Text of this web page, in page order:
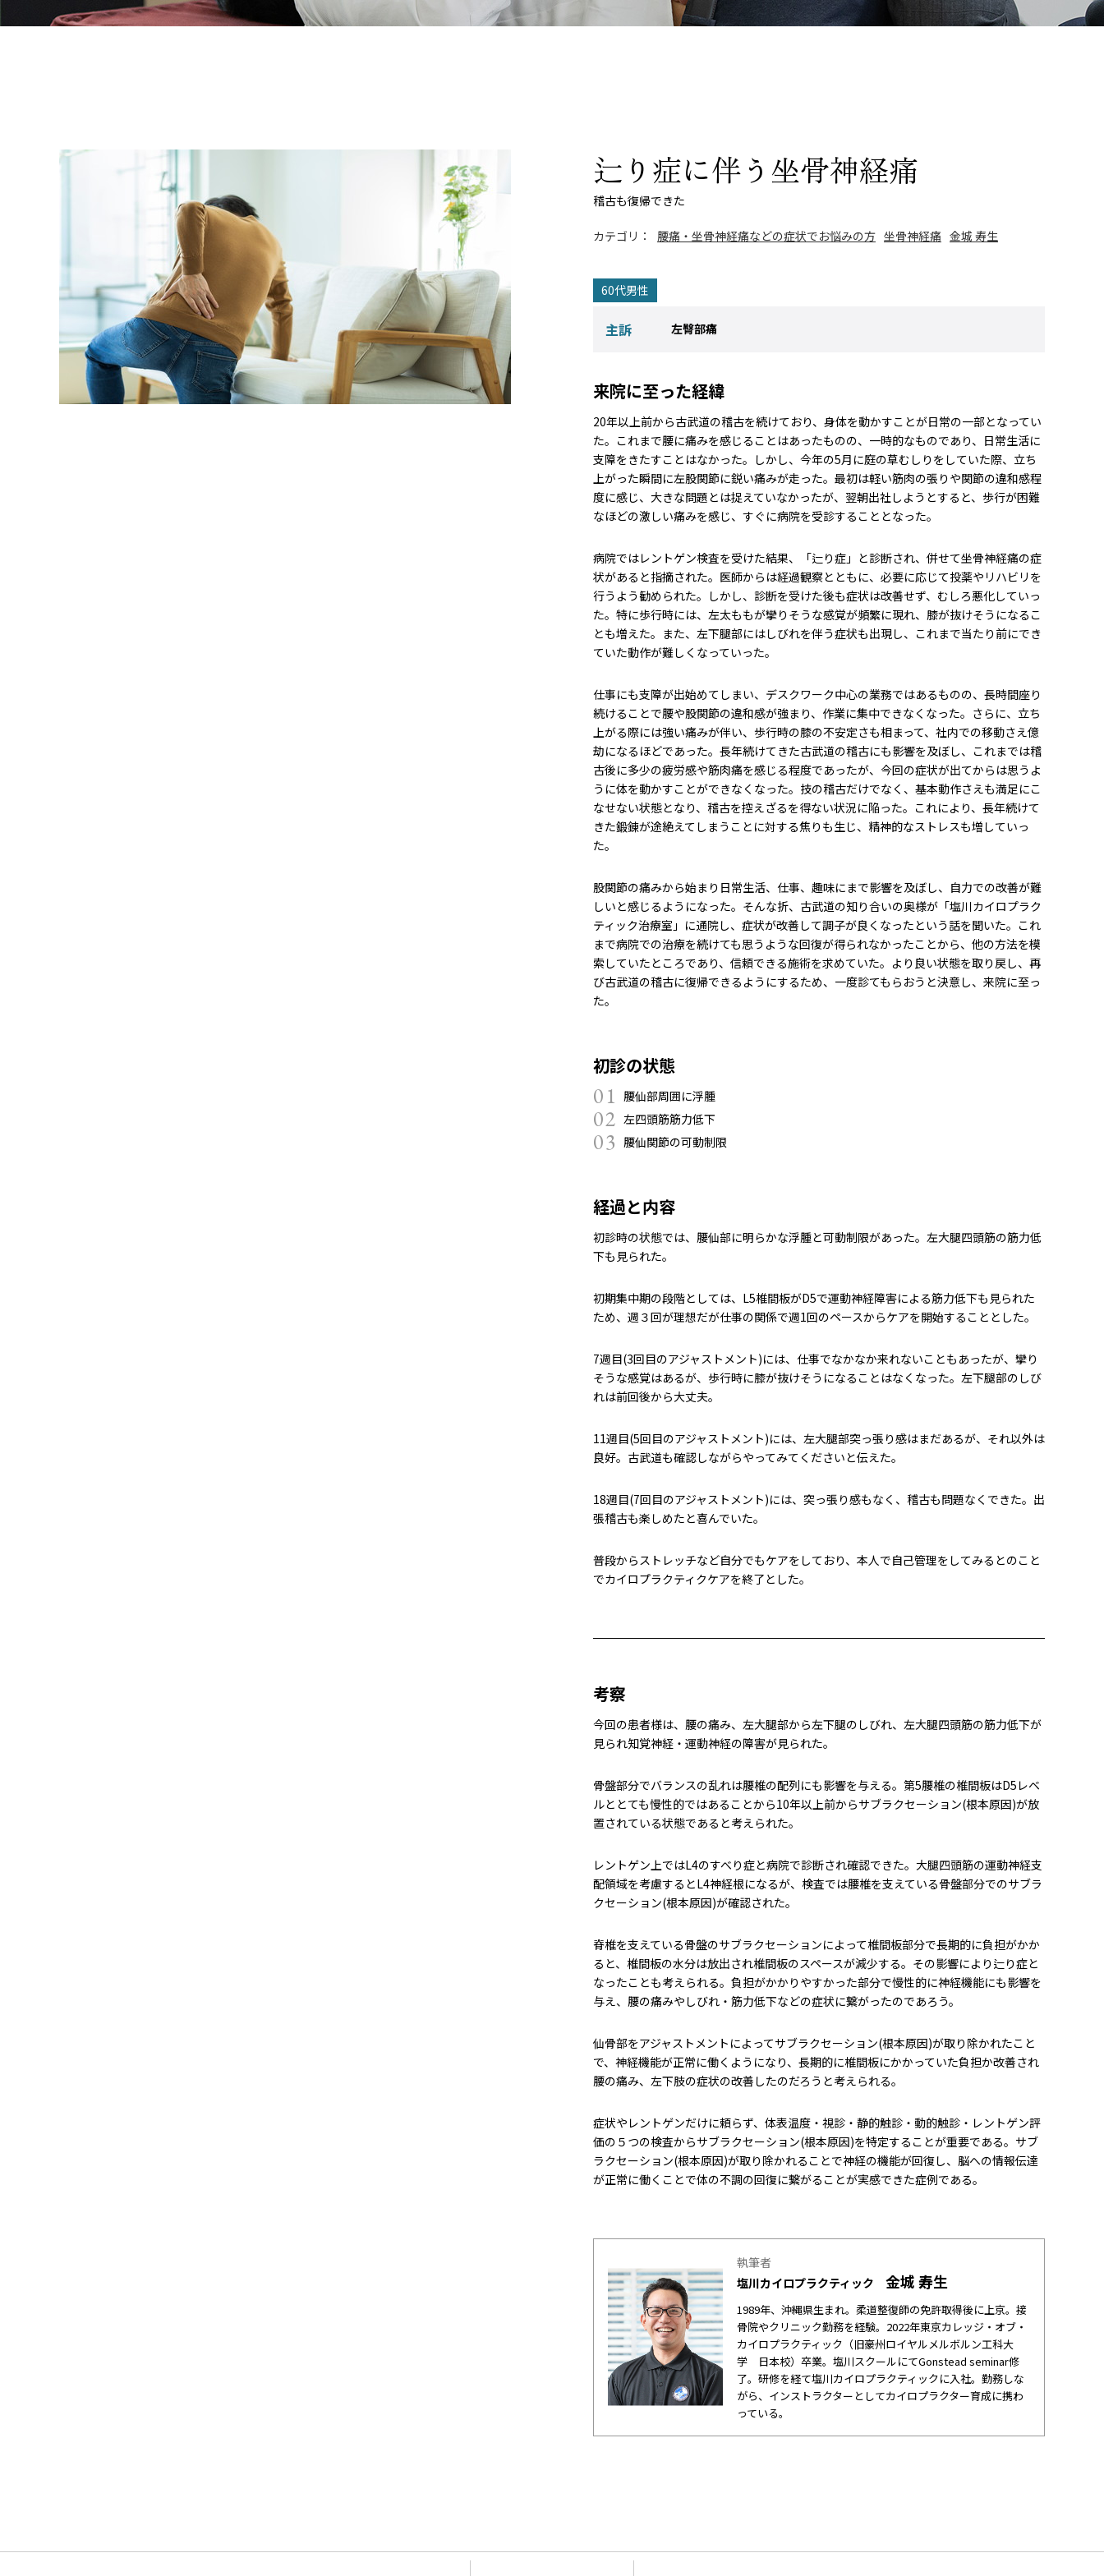
辷り症に伴う坐骨神経痛
稽古も復帰できた
カテゴリ： 腰痛・坐骨神経痛などの症状でお悩みの方 坐骨神経痛 金城 寿生
60代男性
主訴 左臀部痛
来院に至った経緯
20年以上前から古武道の稽古を続けており、身体を動かすことが日常の一部となってい
た。これまで腰に痛みを感じることはあったものの、一時的なものであり、日常生活に
支障をきたすことはなかった。しかし、今年の5月に庭の草むしりをしていた際、立ち
上がった瞬間に左股関節に鋭い痛みが走った。最初は軽い筋肉の張りや関節の違和感程
度に感じ、大きな問題とは捉えていなかったが、翌朝出社しようとすると、歩行が困難
なほどの激しい痛みを感じ、すぐに病院を受診することとなった。
病院ではレントゲン検査を受けた結果、「辷り症」と診断され、併せて坐骨神経痛の症
状があると指摘された。医師からは経過観察とともに、必要に応じて投薬やリハビリを
行うよう勧められた。しかし、診断を受けた後も症状は改善せず、むしろ悪化していっ
た。特に歩行時には、左太ももが攣りそうな感覚が頻繁に現れ、膝が抜けそうになるこ
とも増えた。また、左下腿部にはしびれを伴う症状も出現し、これまで当たり前にでき
ていた動作が難しくなっていった。
仕事にも支障が出始めてしまい、デスクワーク中心の業務ではあるものの、長時間座り
続けることで腰や股関節の違和感が強まり、作業に集中できなくなった。さらに、立ち
上がる際には強い痛みが伴い、歩行時の膝の不安定さも相まって、社内での移動さえ億
劫になるほどであった。長年続けてきた古武道の稽古にも影響を及ぼし、これまでは稽
古後に多少の疲労感や筋肉痛を感じる程度であったが、今回の症状が出てからは思うよ
うに体を動かすことができなくなった。技の稽古だけでなく、基本動作さえも満足にこ
なせない状態となり、稽古を控えざるを得ない状況に陥った。これにより、長年続けて
きた鍛錬が途絶えてしまうことに対する焦りも生じ、精神的なストレスも増していっ
た。
股関節の痛みから始まり日常生活、仕事、趣味にまで影響を及ぼし、自力での改善が難
しいと感じるようになった。そんな折、古武道の知り合いの奥様が「塩川カイロプラク
ティック治療室」に通院し、症状が改善して調子が良くなったという話を聞いた。これ
まで病院での治療を続けても思うような回復が得られなかったことから、他の方法を模
索していたところであり、信頼できる施術を求めていた。より良い状態を取り戻し、再
び古武道の稽古に復帰できるようにするため、一度診てもらおうと決意し、来院に至っ
た。
初診の状態
01 腰仙部周囲に浮腫
02 左四頭筋筋力低下
03 腰仙関節の可動制限
経過と内容
初診時の状態では、腰仙部に明らかな浮腫と可動制限があった。左大腿四頭筋の筋力低
下も見られた。
初期集中期の段階としては、L5椎間板がD5で運動神経障害による筋力低下も見られた
ため、週３回が理想だが仕事の関係で週1回のペースからケアを開始することとした。
7週目(3回目のアジャストメント)には、仕事でなかなか来れないこともあったが、攣り
そうな感覚はあるが、歩行時に膝が抜けそうになることはなくなった。左下腿部のしび
れは前回後から大丈夫。
11週目(5回目のアジャストメント)には、左大腿部突っ張り感はまだあるが、それ以外は
良好。古武道も確認しながらやってみてくださいと伝えた。
18週目(7回目のアジャストメント)には、突っ張り感もなく、稽古も問題なくできた。出
張稽古も楽しめたと喜んでいた。
普段からストレッチなど自分でもケアをしており、本人で自己管理をしてみるとのこと
でカイロプラクティクケアを終了とした。
考察
今回の患者様は、腰の痛み、左大腿部から左下腿のしびれ、左大腿四頭筋の筋力低下が
見られ知覚神経・運動神経の障害が見られた。
骨盤部分でバランスの乱れは腰椎の配列にも影響を与える。第5腰椎の椎間板はD5レベ
ルととても慢性的ではあることから10年以上前からサブラクセーション(根本原因)が放
置されている状態であると考えられた。
レントゲン上ではL4のすべり症と病院で診断され確認できた。大腿四頭筋の運動神経支
配領域を考慮するとL4神経根になるが、検査では腰椎を支えている骨盤部分でのサブラ
クセーション(根本原因)が確認された。
脊椎を支えている骨盤のサブラクセーションによって椎間板部分で長期的に負担がかか
ると、椎間板の水分は放出され椎間板のスペースが減少する。その影響により辷り症と
なったことも考えられる。負担がかかりやすかった部分で慢性的に神経機能にも影響を
与え、腰の痛みやしびれ・筋力低下などの症状に繋がったのであろう。
仙骨部をアジャストメントによってサブラクセーション(根本原因)が取り除かれたこと
で、神経機能が正常に働くようになり、長期的に椎間板にかかっていた負担か改善され
腰の痛み、左下肢の症状の改善したのだろうと考えられる。
症状やレントゲンだけに頼らず、体表温度・視診・静的触診・動的触診・レントゲン評
価の５つの検査からサブラクセーション(根本原因)を特定することが重要である。サブ
ラクセーション(根本原因)が取り除かれることで神経の機能が回復し、脳への情報伝達
が正常に働くことで体の不調の回復に繋がることが実感できた症例である。
執筆者
塩川カイロプラクティック
金城 寿生
1989年、沖縄県生まれ。柔道整復師の免許取得後に上京。接
骨院やクリニック勤務を経験。2022年東京カレッジ・オブ・
カイロプラクティック（旧豪州ロイヤルメルボルン工科大
学 日本校）卒業。塩川スクールにてGonstead seminar修
了。研修を経て塩川カイロプラクティックに入社。勤務しな
がら、インストラクターとしてカイロプラクター育成に携わ
っている。